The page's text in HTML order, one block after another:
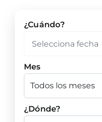
¿Cuándo?
Mes
¿Dónde?